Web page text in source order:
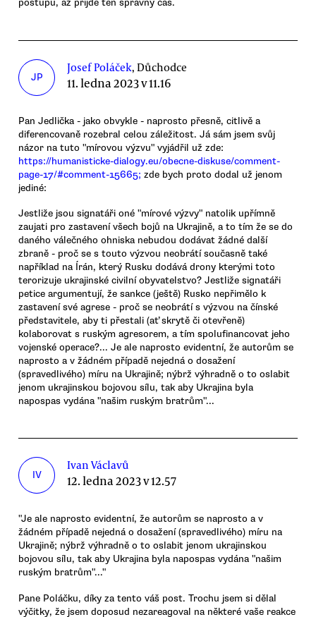
postupu, až přijde ten správný čas.
JP
Josef Poláček, Důchodce
11. ledna 2023 v 11.16
Pan Jedlička - jako obvykle - naprosto přesně, citlivě a
diferencovaně rozebral celou záležitost. Já sám jsem svůj
názor na tuto "mírovou výzvu" vyjádřil už zde:
https://humanisticke-dialogy.eu/obecne-diskuse/comment-
page-17/#comment-15665; zde bych proto dodal už jenom
jediné:
Jestliže jsou signatáři oné "mírové výzvy" natolik upřímně
zaujati pro zastavení všech bojů na Ukrajině, a to tím že se do
daného válečného ohniska nebudou dodávat žádné další
zbraně - proč se s touto výzvou neobrátí současně také
například na Írán, který Rusku dodává drony kterými toto
terorizuje ukrajinské civilní obyvatelstvo? Jestliže signatáři
petice argumentují, že sankce (ještě) Rusko nepřimělo k
zastavení své agrese - proč se neobrátí s výzvou na čínské
představitele, aby ti přestali (ať skrytě či otevřeně)
kolaborovat s ruským agresorem, a tím spolufinancovat jeho
vojenské operace?... Je ale naprosto evidentní, že autorům se
naprosto a v žádném případě nejedná o dosažení
(spravedlivého) míru na Ukrajině; nýbrž výhradně o to oslabit
jenom ukrajinskou bojovou sílu, tak aby Ukrajina byla
napospas vydána "našim ruským bratrům"...
IV
Ivan Václavů
12. ledna 2023 v 12.57
"Je ale naprosto evidentní, že autorům se naprosto a v
žádném případě nejedná o dosažení (spravedlivého) míru na
Ukrajině; nýbrž výhradně o to oslabit jenom ukrajinskou
bojovou sílu, tak aby Ukrajina byla napospas vydána "našim
ruským bratrům"..."
Pane Poláčku, díky za tento váš post. Trochu jsem si dělal
výčitky, že jsem doposud nezareagoval na některé vaše reakce